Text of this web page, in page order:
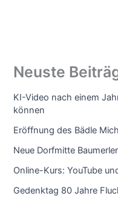
Neuste
KI-Video nach einem
können
Eröffnung des Bädle
Neue Dorfmitte
Online-Kurs: YouTube
Gedenktag 80 Jahre